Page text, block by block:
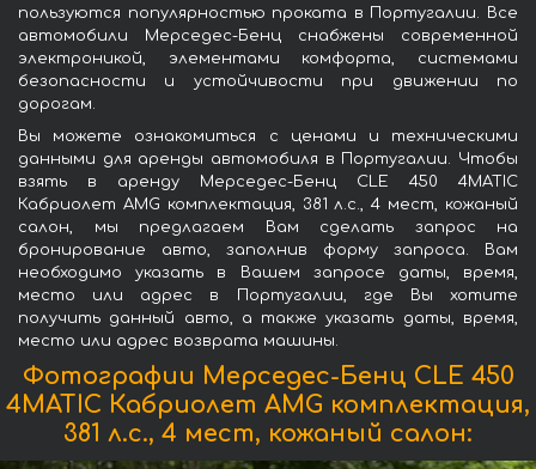
пользуются популярностью проката в Португалии. Все
автомобили Мерседес-Бенц снабжены современной
электроникой, элементами комфорта, системами
безопасности и устойчивости при движении по
дорогам.
Вы можете ознакомиться с ценами и техническими
данными для аренды автомобиля в Португалии. Чтобы
взять в аренду Мерседес-Бенц CLE 450 4MATIC
Кабриолет AMG комплектация, 381 л.с., 4 мест, кожаный
салон, мы предлагаем Вам сделать запрос на
бронирование авто, заполнив форму запроса. Вам
необходимо указать в Вашем запросе даты, время,
место или адрес в Португалии, где Вы хотите
получить данный авто, а также указать даты, время,
место или адрес возврата машины.
Фотографии Мерседес-Бенц CLE 450
4MATIC Кабриолет AMG комплектация,
381 л.с., 4 мест, кожаный салон: